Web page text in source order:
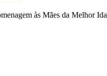
às Mães da Melhor